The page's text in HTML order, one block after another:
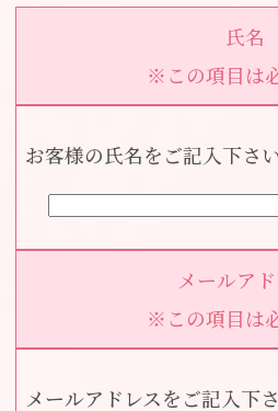
氏名
※この項目は
お客様の氏名をご記入下さい
メールア
※この項目は
メールアドレスをご記入下